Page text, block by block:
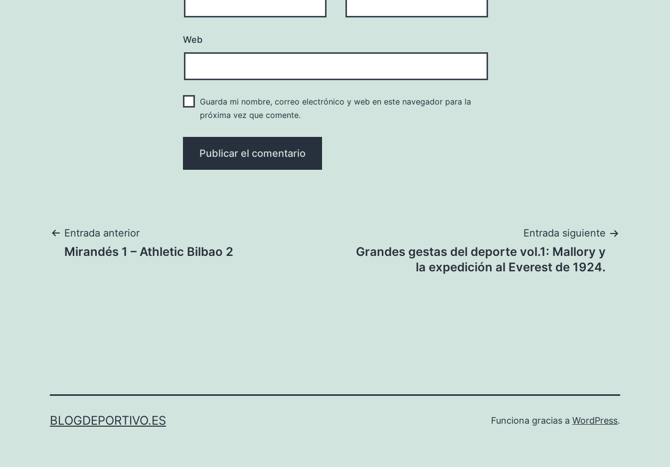
Web
Guarda mi nombre, correo electrónico y web en este navegador para la
próxima vez que comente.
Navegación
Entrada anterior
Mirandés 1 – Athletic Bilbao 2
Entrada siguiente
Grandes gestas del deporte vol.1: Mallory y
la expedición al Everest de 1924.
BLOGDEPORTIVO.ES Funciona gracias a WordPress.